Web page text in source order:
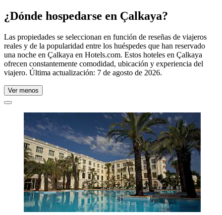
¿Dónde hospedarse en Çalkaya?
Las propiedades se seleccionan en función de reseñas de viajeros
reales y de la popularidad entre los huéspedes que han reservado
una noche en Çalkaya en Hotels.com. Estos hoteles en Çalkaya
ofrecen constantemente comodidad, ubicación y experiencia del
viajero. Última actualización: 7 de agosto de 2026.
Ver menos